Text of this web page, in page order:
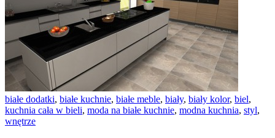
białe dodatki, białe kuchnie, białe meble, biały, biały kolor, biel,
kuchnia cała w bieli, moda na białe kuchnie, modna kuchnia, styl,
wnętrze